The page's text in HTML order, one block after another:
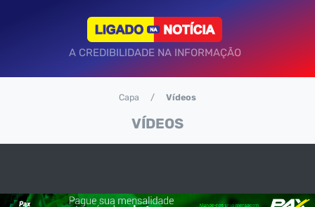
A CREDIBILIDADE NA INFORMAÇÃO
VÍDEOS
Capa Vídeos